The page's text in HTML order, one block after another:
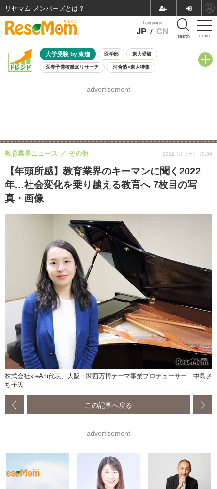
menu
Language
JP / CN search
大学受験 by 東進 医学部 東大受験
医専予備校徹底リサーチ 河合塾×東大特集
8月開催学校説明会・相談会
advertisement
【年頭所感】教育業界のキーマンに聞く2022
年…社会変化を乗り越える教育へ 7枚目の写
真・画像
教育業界ニュース その他 2022.1.1（土） 10:00
株式会社steAm代表、大阪・関西万博テーマ事業プロデューサー 中島さ
ち子氏
この記事へ戻る
advertisement
リセマム メンバーズ